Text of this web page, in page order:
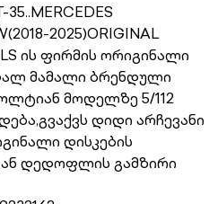
35..MERCEDES
2025)ORIGINAL
ის ფირმის ორიგინალი
მამალი ბრენდული
მოდელზე 5/112
დიდი არჩევანი
დისკების
დედოფლის გამზირი